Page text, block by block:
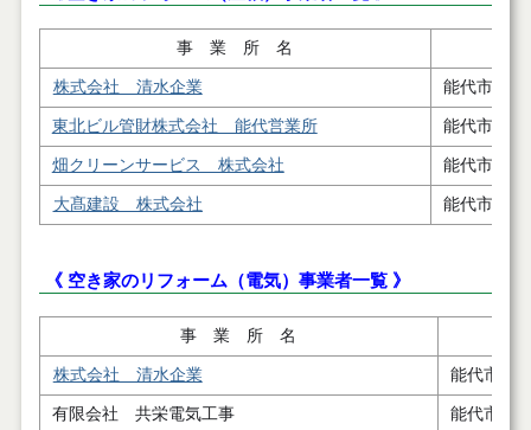
事 業 所 名
株式会社 清水企業 能代市鰄渕
東北ビル管財株式会社 能代営業所 能代市河戸
畑クリーンサービス 株式会社 能代市扇田
大髙建設 株式会社 能代市落合
《 空き家のリフォーム（電気）事業者一覧 》
事 業 所 名
株式会社 清水企業 能代市鰄
有限会社 共栄電気工事 能代市浅